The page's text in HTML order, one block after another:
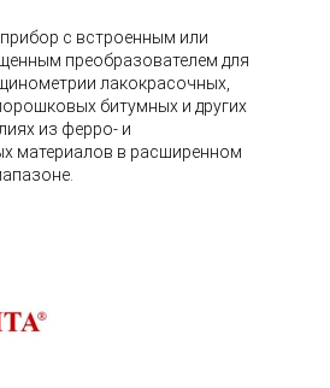
с встроенным или
преобразователем для
лакокрасочных,
битумных и других
из ферро- и
материалов в расширенном